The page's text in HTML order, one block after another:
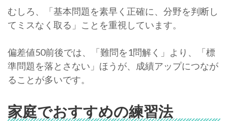
むしろ、「基本問題を素早く正確に、分野を判断し
てミスなく取る」ことを重視しています。
偏差値50前後では、「難問を1問解く」より、「標
準問題を落とさない」ほうが、成績アップにつなが
ることが多いです。
家庭でおすすめの練習法